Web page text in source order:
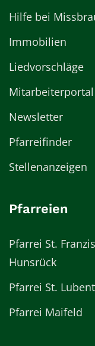
Hilfe bei
Immobilien
Liedvorschläge
Mitarbeiterportal
Newsletter
Pfarreifinder
Stellenanzeigen
Pfarreien
Pfarrei St.
Hunsrück
Pfarrei St.
Pfarrei Maifeld